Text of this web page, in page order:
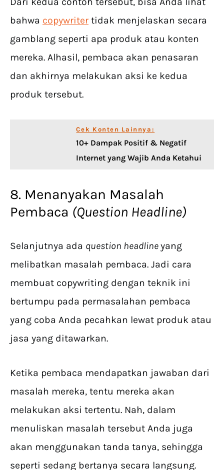
bahwa copywriter tidak menjelaskan secara
gamblang seperti apa produk atau konten
mereka. Alhasil, pembaca akan penasaran
dan akhirnya melakukan aksi ke kedua
produk tersebut.
Cek Konten Lainnya:
10+ Dampak Positif & Negatif
Internet yang Wajib Anda Ketahui
8. Menanyakan Masalah
Pembaca (Question Headline)
Selanjutnya ada question headlineyang
melibatkan masalah pembaca. Jadi cara
membuat copywriting dengan teknik ini
bertumpu pada permasalahan pembaca
yang coba Anda pecahkan lewat produk atau
jasa yang ditawarkan.
Ketika pembaca mendapatkan jawaban dari
masalah mereka, tentu mereka akan
melakukan aksi tertentu. Nah, dalam
menuliskan masalah tersebut Anda juga
akan menggunakan tanda tanya, sehingga
seperti sedang bertanya secara langsung.